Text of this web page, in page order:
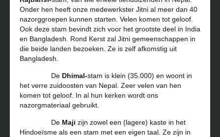
Onder hen heeft onze medewerkster Jitni al meer dan 40
nazorggroepen kunnen starten. Velen komen tot geloof.
Ook deze stam bevindt zich voor het grootste deel in India
en Bangladesh. Rond Kerst zal Jitni gemeenschappen in
die beide landen bezoeken. Ze is zelf afkomstig uit
Bangladesh.
De Dhimal-stam is klein (35.000) en woont in
het verre zuidoosten van Nepal. Zeer velen van hen
komen tot geloof. In al hun kerken wordt ons
nazorgmateriaal gebruikt.
De Maji zijn zowel een (lagere) kaste in het
Hindoeïsme als een stam met een eigen taal. Ze zijn in